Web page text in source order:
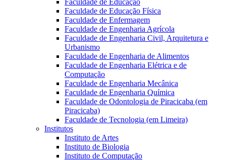
Faculdade de Educação Física
Faculdade de Enfermagem
Faculdade de Engenharia Agrícola
Faculdade de Engenharia Civil, Arquitetura e
Urbanismo
Faculdade de Engenharia de Alimentos
Faculdade de Engenharia Elétrica e de
Computação
Faculdade de Engenharia Mecânica
Faculdade de Engenharia Química
Faculdade de Odontologia de Piracicaba (em
Piracicaba)
Faculdade de Tecnologia (em Limeira)
Institutos
Instituto de Artes
Instituto de Biologia
Instituto de Computação